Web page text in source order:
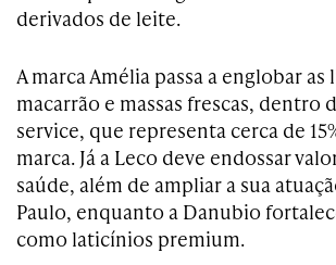
derivados de leite.
A marca Amélia passa a englobar as
macarrão e massas frescas, dentro
service, que representa cerca de
marca. Já a Leco deve endossar
saúde, além de ampliar a sua
Paulo, enquanto a Danubio
como laticínios premium.